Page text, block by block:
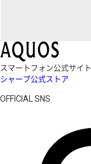
スマートフォン公式サイト
シャープ公式ストア
OFFICIAL SNS